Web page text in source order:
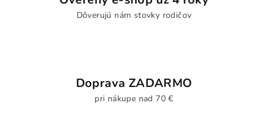
Dôverujú nám stovky rodičov
Doprava ZADARMO
pri nákupe nad 70 €